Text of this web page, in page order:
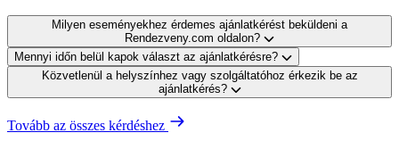
Milyen eseményekhez érdemes ajánlatkérést beküldeni a
Rendezveny.com oldalon?
Mennyi időn belül kapok választ az ajánlatkérésre?
Közvetlenül a helyszínhez vagy szolgáltatóhoz érkezik be az
ajánlatkérés?
Tovább az összes kérdéshez